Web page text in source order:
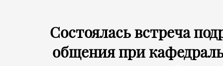
Состоялась встреча
общения при